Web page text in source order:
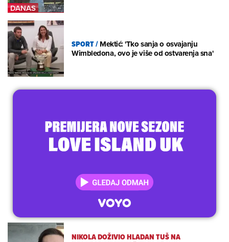
SPORT/Mektić: 'Tko sanja o osvajanju
Wimbledona, ovo je više od ostvarenja sna'
NIKOLA DOŽIVIO HLADAN TUŠ NA